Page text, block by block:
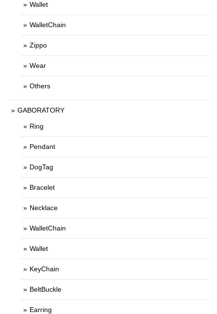
Wallet
WalletChain
Zippo
Wear
Others
GABORATORY
Ring
Pendant
DogTag
Bracelet
Necklace
WalletChain
Wallet
KeyChain
BeltBuckle
Earring